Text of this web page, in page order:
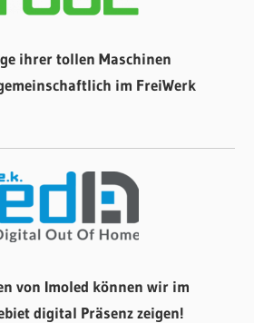
ihrer tollen Maschinen
im FreiWerk
von Imoled können wir im
digital Präsenz zeigen!